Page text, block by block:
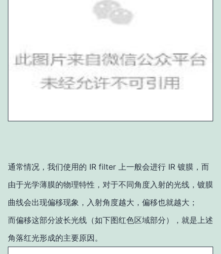
通常情况，我们使用的 IR filter 上一般会进行 IR 镀膜，而
由于光学薄膜的物理特性，对于不同角度入射的光线，镀膜
曲线会出现偏移现象，入射角度越大，偏移也就越大；
而偏移这部分波长光线（如下图红色区域部分），就是上述
角落红光形成的主要原因。